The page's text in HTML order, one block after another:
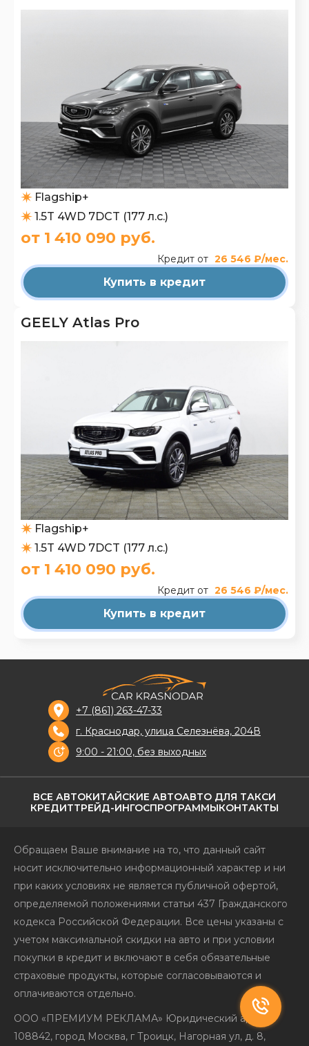
Flagship+
1.5T 4WD 7DCT (177 л.с.)
от 1 410 090 руб.
Кредит от 26 546 ₽/мес.
Купить в кредит
GEELY Atlas Pro
Flagship+
1.5T 4WD 7DCT (177 л.с.)
от 1 410 090 руб.
Кредит от 26 546 ₽/мес.
Купить в кредит
ВСЕ АВТОКИТАЙСКИЕ АВТОАВТО ДЛЯ ТАКСИ
КРЕДИТТРЕЙД-ИНГОСПРОГРАММЫКОНТАКТЫ
+7 (861) 263-47-33
г. Краснодар, улица Селезнёва, 204В
9:00 - 21:00, без выходных
Обращаем Ваше внимание на то, что данный сайт
носит исключительно информационный характер и ни
при каких условиях не является публичной офертой,
определяемой положениями статьи 437 Гражданского
кодекса Российской Федерации. Все цены указаны с
учетом максимальной скидки на авто и при условии
покупки в кредит и включают в себя обязательные
страховые продукты, которые согласовываются и
оплачиваются отдельно.
ООО «ПРЕМИУМ РЕКЛАМА» Юридический адрес:
108842, город Москва, г Троицк, Нагорная ул, д. 8,